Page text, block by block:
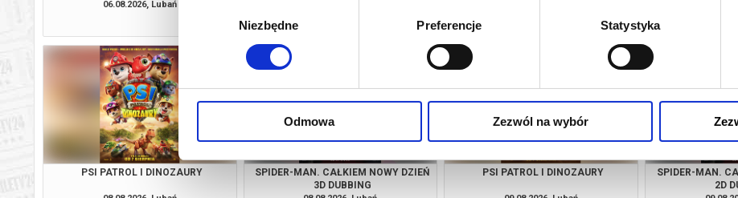
Niezbędne Preferencje Statystyka
Odmowa Zezwól na wybór
06.08.2026, Lubań
kup bilet
kup bilet
PSI PATROL I DINOZAURY
SPIDER-MAN. CAŁKIEM NOWY DZIEŃ
3D DUBBING
PSI PATROL I DINOZAURY
SPIDER-MAN.
2D